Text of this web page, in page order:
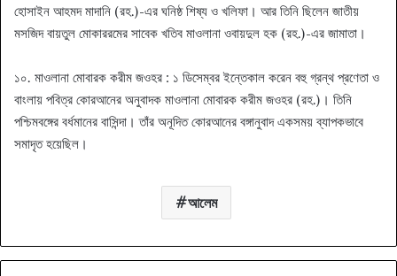
হোসাইন আহমদ মাদানি (রহ.)-এর ঘনিষ্ঠ শিষ্য ও খলিফা। আর তিনি ছিলেন জাতীয়
মসজিদ বায়তুল মোকাররমের সাবেক খতিব মাওলানা ওবায়দুল হক (রহ.)-এর জামাতা।
১০. মাওলানা মোবারক করীম জওহর : ১ ডিসেম্বর ইন্তেকাল করেন বহু গ্রন্থ প্রণেতা ও
বাংলায় পবিত্র কোরআনের অনুবাদক মাওলানা মোবারক করীম জওহর (রহ.)। তিনি
পশ্চিমবঙ্গের বর্ধমানের বাসিন্দা। তাঁর অনূদিত কোরআনের বঙ্গানুবাদ একসময় ব্যাপকভাবে
সমাদৃত হয়েছিল।
আলেম